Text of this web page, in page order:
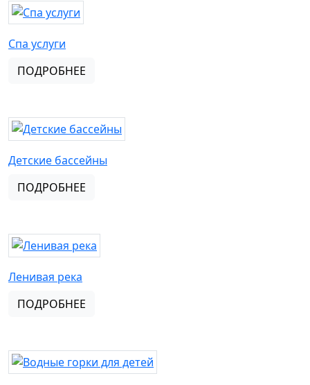
Спа услуги
ПОДРОБНЕЕ
Детские бассейны
ПОДРОБНЕЕ
Ленивая река
ПОДРОБНЕЕ